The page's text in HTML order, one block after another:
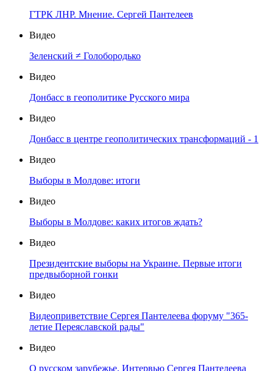
ГТРК ЛНР. Мнение. Сергей Пантелеев
Видео
Зеленский ≠ Голобородько
Видео
Донбасс в геополитике Русского мира
Видео
Донбасс в центре геополитических трансформаций - 1
Видео
Выборы в Молдове: итоги
Видео
Выборы в Молдове: каких итогов ждать?
Видео
Президентские выборы на Украине. Первые итоги
предвыборной гонки
Видео
Видеоприветствие Сергея Пантелеева форуму "365-
летие Переяславской рады"
Видео
О русском зарубежье. Интервью Сергея Пантелеева